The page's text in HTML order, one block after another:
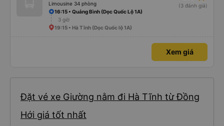
Limousine 34 phòng
(3 đánh giá)
16:15 • Quảng Bình (Dọc Quốc Lộ 1A)
3 giờ
19:15 • Hà Tĩnh (Dọc Quốc lộ 1A)
Xem giá
Đặt vé xe Giường nằm đi Hà Tĩnh từ Đồng
Hới giá tốt nhất